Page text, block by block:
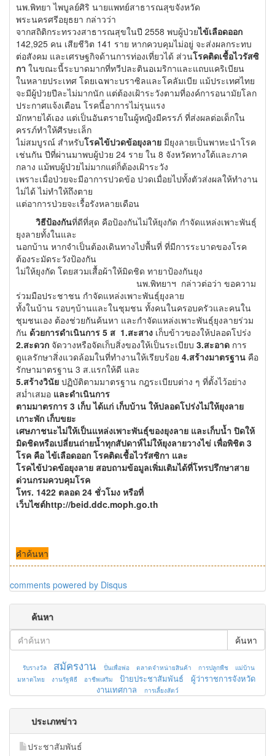
นพ.พิทยา ไพบูลย์ศิริ นายแพทย์สาธารณสุขจังหวัด
พระนครศรีอยุธยา กล่าวว่า
จากสถิติกระทรวงสาธารณสุขในปี 2558 พบผู้ป่วยไข้เลือดออก
142,925 คน เสียชีวิต 141 ราย หากควบคุมไม่อยู่ จะส่งผลกระทบ
ต่อสังคม และเศรษฐกิจด้านการท่องเที่ยวได้ ส่วนโรคติดเชื้อไวรัสซิ
กา ในขณะนี้ระบาดมากที่ทวีปละตินอเมริกาและแถบแคริเบียน
ในหลายประเทศ โดยเฉพาะบราซิลและโคลัมเบีย แม้ประเทศไทย
จะมีผู้ป่วยปีละไม่มากนัก แต่ต้องเฝ้าระวังตามที่องค์การอนามัยโลก
ประกาศแจ้งเตือน โรคนี้อาการไม่รุนแรง
มักหายได้เอง แต่เป็นอันตรายในผู้หญิงมีครรภ์ ที่ส่งผลต่อเด็กใน
ครรภ์ทำให้ศีรษะเล็ก
ไม่สมบูรณ์ สำหรับโรคไข้ปวดข้อยุงลาย มียุงลายเป็นพาหะนำโรค
เช่นกัน ปีที่ผ่านมาพบผู้ป่วย 24 ราย ใน 8 จังหวัดทางใต้และภาค
กลาง แม้พบผู้ป่วยไม่มากแต่ก็ต้องเฝ้าระวัง
เพราะเมื่อป่วยจะมีอาการปวดข้อ ปวดเมื่อยไปทั้งตัวส่งผลให้ทำงาน
ไม่ได้ ไม่ทำให้ถึงตาย
แต่อาการป่วยจะเรื้อรังหลายเดือน
วิธีป้องกันที่ดีที่สุด คือป้องกันไม่ให้ยุงกัด กำจัดแหล่งเพาะพันธุ์
ยุงลายทั้งในและ
นอกบ้าน หากจำเป็นต้องเดินทางไปพื้นที่ ที่มีการระบาดของโรค
ต้องระมัดระวังป้องกัน
ไม่ให้ยุงกัด โดยสวมเสื้อผ้าให้มิดชิด ทายาป้องกันยุง
นพ.พิทยาฯ กล่าวต่อว่า ขอความ
ร่วมมือประชาชน กำจัดแหล่งเพาะพันธุ์ยุงลาย
ทั้งในบ้าน รอบๆบ้านและในชุมชน ทั้งคนในครอบครัวและคนใน
ชุมชนเอง ต้องช่วยกันค้นหา และกำจัดแหล่งเพาะพันธุ์ยุงลายร่วม
กัน ด้วยการดำเนินการ 5 ส 1.สะสาง เก็บข้าวของให้ปลอดโปร่ง
2.สะดวก จัดวางหรือจัดเก็บสิ่งของให้เป็นระเบียบ 3.สะอาด การ
ดูแลรักษาสิ่งแวดล้อมในที่ทำงานให้เรียบร้อย 4.สร้างมาตรฐาน คือ
รักษามาตรฐาน 3 ส.แรกให้ดี และ
5.สร้างวินัย ปฏิบัติตามมาตรฐาน กฎระเบียบต่าง ๆ ที่ตั้งไว้อย่าง
สม่ำเสมอ และดำเนินการ
ตามมาตรการ 3 เก็บได้แก่ เก็บบ้าน ให้ปลอดโปร่งไม่ให้ยุงลาย
เกาะพัก เก็บขยะ
เศษภาชนะไม่ให้เป็นแหล่งเพาะพันธุ์ของยุงลาย และเก็บน้ำ ปิดให้
มิดชิดหรือเปลี่ยนถ่ายน้ำทุกสัปดาห์ไม่ให้ยุงลายวางไข่ เพื่อพิชิต 3
โรค คือ ไข้เลือดออก โรคติดเชื้อไวรัสซิกา และ
โรคไข้ปวดข้อยุงลาย สอบถามข้อมูลเพิ่มเติมได้ที่โทรปรึกษาสาย
ด่วนกรมควบคุมโรค
โทร. 1422 ตลอด 24 ชั่วโมง หรือที่
เว็บไซต์http://beid.ddc.moph.go.th
คำค้นหา
comments powered by Disqus
ค้นหา
ค้นหา
รับรางวัล สมัครงาน ปั่นเพื่อพ่อ ตลาดจำหน่ายสินค้า การปลูกพืช
แม่บ้าน
มหาดไทย
งานรัฐพิธี อาชีพเสริม ป้ายประชาสัมพันธ์
ผู้ว่าราชการจังหวัด
งานเทศกาล
การเลี้ยงสัตว์
ประเภทข่าว
ประชาสัมพันธ์